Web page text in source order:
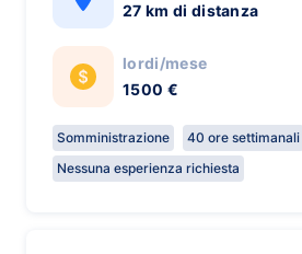
27 km di distanza
lordi/mese
1500 €
Somministrazione
40 ore settimanali
Nessuna esperienza richiesta